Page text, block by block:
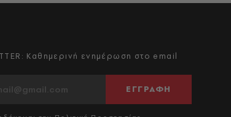
Καθημερινή ενημέρωση στο email
ΕΓΓΡΑΦΗ